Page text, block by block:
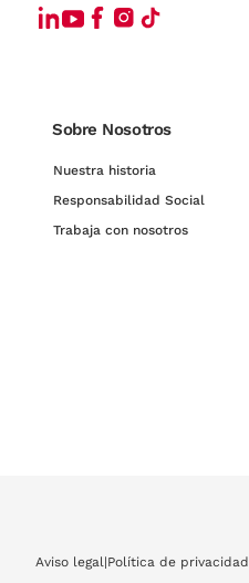
Sobre Nosotros
Nuestra historia
Responsabilidad Social
Trabaja con nosotros
Aviso legal|Política de privacidad